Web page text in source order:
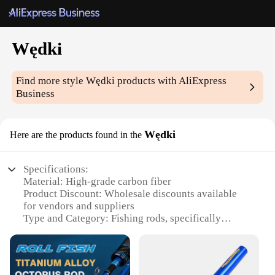
Wędki
Find more styleWędki products with AliExpress
Business
Here are the products found in the Wędki
Specifications:
Material: High-grade carbon fiber
Product Discount: Wholesale discounts available
for vendors and suppliers
Type and Category: Fishing rods, specifically
Design and Style: Ergonomic grip and sleek design
for comfort and style
Usage and Purpose: Ideal for both novice and